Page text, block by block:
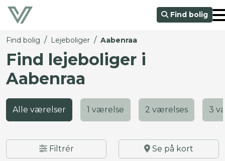
Find bolig
Find bolig / Lejeboliger / Aabenraa
Find lejeboliger i
Aabenraa
Alle værelser 1 værelse 2 værelses 3
Filtrér Se på kort